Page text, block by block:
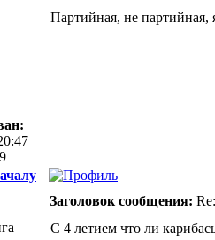
Партийная, не
Заголовок сообщения:
С 4 летием что ли